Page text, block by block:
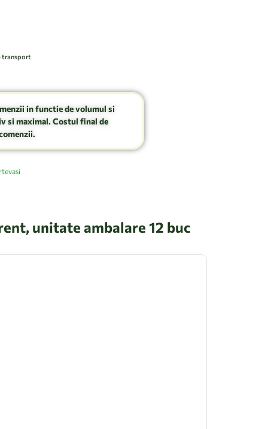
transport
in functie de volumul si
si maximal. Costul final de
unitate ambalare 12 buc